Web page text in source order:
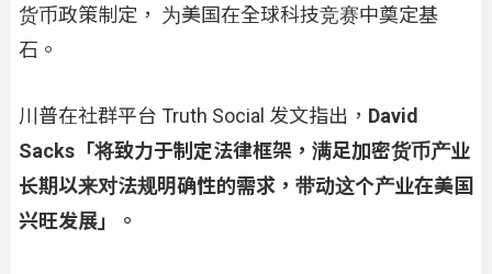
货币政策制定， 为美国在全球科技竞赛中奠定基
石。
川普在社群平台 Truth Social 发文指出， David
Sacks「将致力于制定法律框架，满足加密货币产业
长期以来对法规明确性的需求，带动这个产业在美国
兴旺发展」。